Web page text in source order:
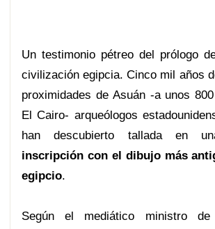
Un testimonio pétreo del prólogo
civilización egipcia. Cinco mil años
proximidades de Asuán -a unos
El Cairo- arqueólogos
han descubierto tallada en
inscripción con el dibujo más
egipcio.
Según el mediático ministro de